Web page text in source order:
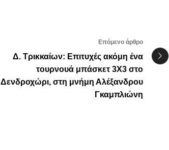
Επόμενο άρθρο
Δ. Τρικκαίων: Επιτυχές ακόμη ένα
τουρνουά μπάσκετ 3Χ3 στο
Δενδροχώρι, στη μνήμη Αλέξανδρου
Γκαμπλιώνη